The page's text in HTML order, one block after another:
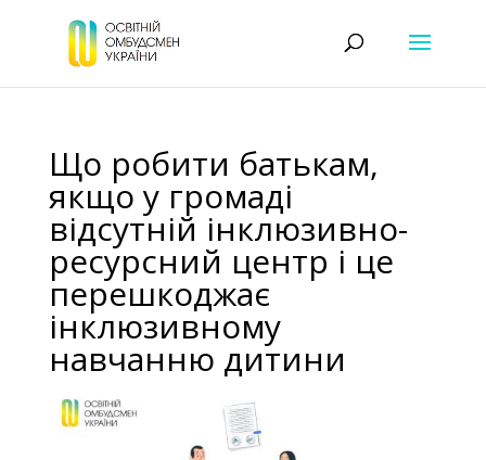
Що робити батькам,
якщо у громаді
відсутній інклюзивно-
ресурсний центр і це
перешкоджає
інклюзивному
навчанню дитини